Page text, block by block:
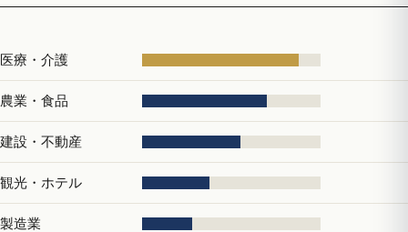
医療・介護
農業・食品
建設・不動産
観光・ホテル
製造業